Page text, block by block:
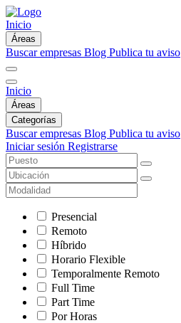
Inicio
Áreas
Buscar empresas Blog Publica tu aviso
Inicio
Áreas
Categorías
Buscar empresas Blog Publica tu aviso
Iniciar sesión Registrarse
Presencial
Remoto
Híbrido
Horario Flexible
Temporalmente Remoto
Full Time
Part Time
Por Horas